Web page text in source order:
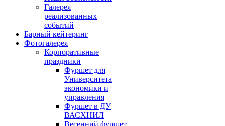
Галерея
реализованных
событий
Барный кейтеринг
Фотогалерея
Корпоративные
праздники
Фуршет для
Университета
экономики и
управления
Фуршет в ДУ
ВАСХНИЛ
Весенний фуршет